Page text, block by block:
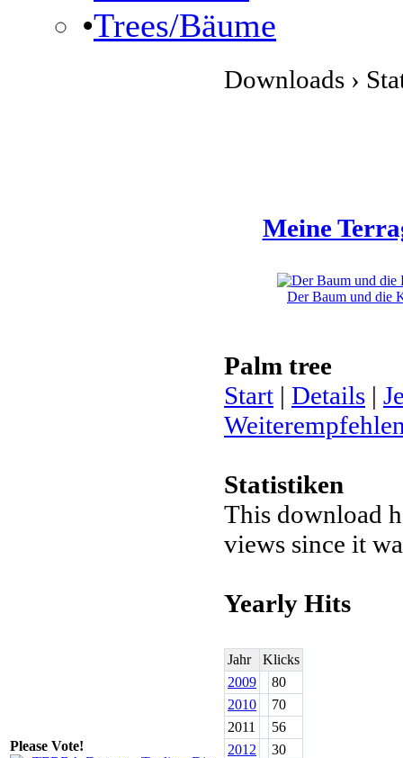
•Trees/Bäume
Please Vote!
Downloads ›
Meine
Der Baum und die
Palm tree
Start | Details |
Statistiken
This download
views since it
Yearly Hits
Jahr
Klicks
2009
80
2010
70
2011
56
2012
30